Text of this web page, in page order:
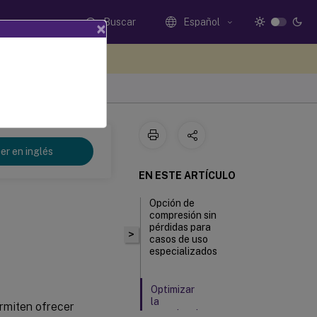
Buscar Español
en inglés
ofrecer
>
EN ESTE ARTÍCULO
Opción de
compresión sin
pérdidas para
casos de uso
especializados
Optimizar
la
experiencia
×